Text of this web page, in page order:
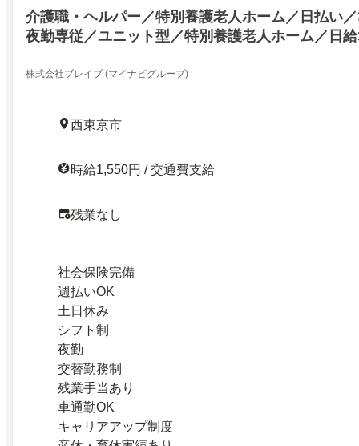
介護職・ヘルパー／特別養護老人ホーム／日払い
夜勤専従／ユニット型／特別養護老人ホーム／日
株式会社ブレイブ (マイナビグループ)
西東京市
時給1,550円 / 交通費支給
残業なし
社会保険完備
週払いOK
土日休み
シフト制
夜勤
交替勤務制
残業手当あり
車通勤OK
キャリアアップ制度